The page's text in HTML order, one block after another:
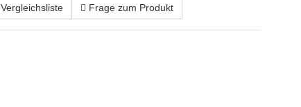
Vergleichsliste Frage zum Produkt